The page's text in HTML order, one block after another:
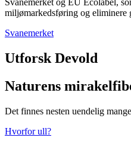
miljømarkedsføring og eliminere
Svanemerket
Utforsk Devold
Naturens
Det finnes nesten uendelig
Hvorfor ull?